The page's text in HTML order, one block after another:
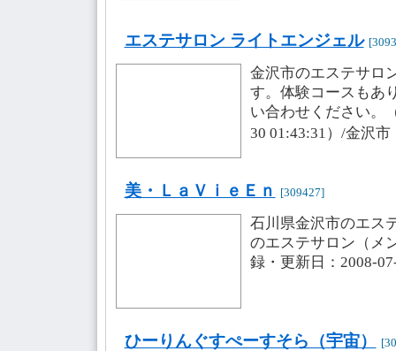
エステサロン ライトエンジェル
金沢市のエステサ
す。体験コースもあ
い合わせください。
30 01:43:31）/金沢
美・ＬａＶｉｅＥｎ [309427]
石川県金沢市のエス
のエステサロン（メ
録・更新日：2008-
ひーりんぐすぺーすそら（宇宙）